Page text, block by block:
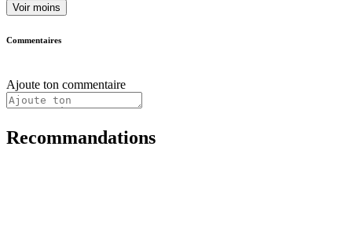
Voir moins
Commentaires
Ajoute ton commentaire
Recommandations